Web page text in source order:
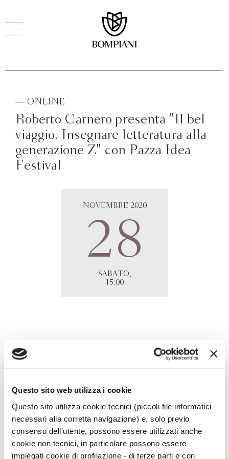
Questo sito web utilizza i cookie
Questo sito utilizza cookie tecnici (piccoli file informatici
necessari alla corretta navigazione) e, solo previo
consenso dell’utente, possono essere utilizzati anche
cookie non tecnici, in particolare possono essere
impiegati cookie di profilazione - di terze parti e con
— ONLINE
Roberto Carnero presenta "Il bel
viaggio. Insegnare letteratura alla
generazione Z" con Pazza Idea
Festival
NOVEMBRE 2020
28
SABATO,
15:00
bel viaggio. Insegnare letteratura alla generazione Zin